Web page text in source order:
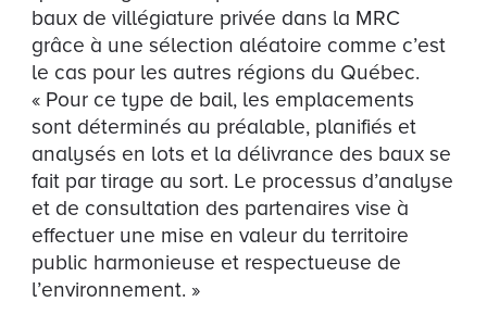
baux de villégiature privée dans la MRC
grâce à une sélection aléatoire comme c’est
le cas pour les autres régions du Québec.
« Pour ce type de bail, les emplacements
sont déterminés au préalable, planifiés et
analysés en lots et la délivrance des baux se
fait par tirage au sort. Le processus d’analyse
et de consultation des partenaires vise à
effectuer une mise en valeur du territoire
public harmonieuse et respectueuse de
l’environnement. »